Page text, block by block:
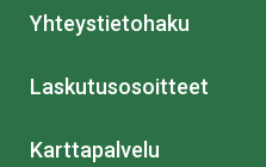
Yhteystietohaku
Laskutusosoitteet
Karttapalvelu